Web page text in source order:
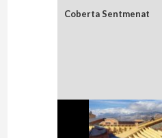
Coberta Sentmenat